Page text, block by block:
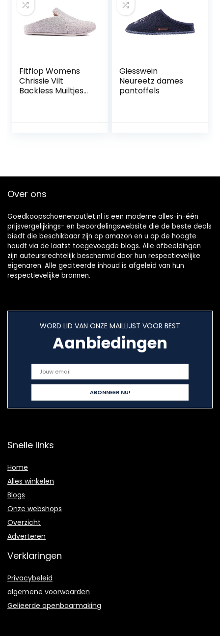
Fitflop Womens
Chrissie Vilt
Backless Muiltjes
Giesswein
Neureetz dames
pantoffels
Over ons
Goedkoopschoenenoutlet.nl is een moderne alles-in-één
prijsvergelijkings- en beoordelingswebsite die de beste deals
biedt die beschikbaar zijn op amazon en u op de hoogte
houdt via de laatst toegevoegde blogs. Alle afbeeldingen
zijn auteursrechtelijk beschermd door hun respectievelijke
eigenaren. Alle geciteerde inhoud is afgeleid van hun
respectievelijke bronnen.
WORD LID VAN ONZE MAILLIJST VOOR BEST
Aanbiedingen
Snelle links
Home
Alles winkelen
Blogs
Onze webshops
Overzicht
Adverteren
Verklaringen
Privacybeleid
algemene voorwaarden
Gelieerde openbaarmaking